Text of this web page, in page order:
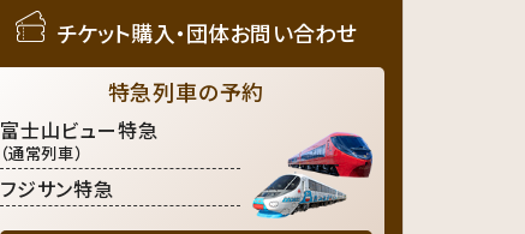
チケット購入・団体お問い合わせ
特急列車の予約
富士山ビュー特急
（通常列車）
フジサン特急